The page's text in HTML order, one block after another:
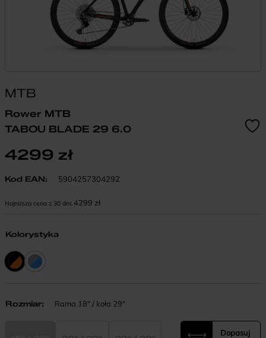
MTB
Rower MTB
TABOU BLADE 29 6.0
4299 zł
Kod EAN: 5904257304292
Najniższa cena z 30 dni: 4299 zł
Kolorystyka
Rozmiar: Rama 18" / koła 29"
Dopasuj